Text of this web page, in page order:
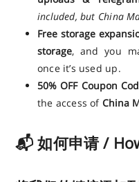
included, but China
Free storage
storage, and you
once it’s used up.
50% OFF Coupon
the access of China
📬 如何申请 /